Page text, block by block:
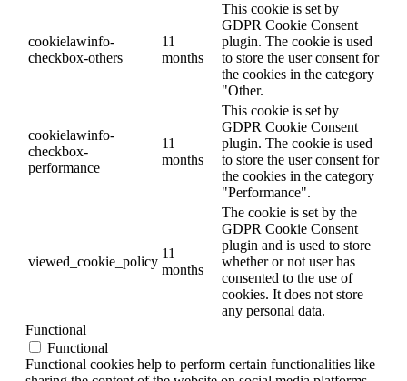
cookielawinfo-
checkbox-others
11
months
This cookie is set by
GDPR Cookie Consent
plugin. The cookie is used
to store the user consent for
the cookies in the category
"Other.
cookielawinfo-
checkbox-
performance
11
months
This cookie is set by
GDPR Cookie Consent
plugin. The cookie is used
to store the user consent for
the cookies in the category
"Performance".
viewed_cookie_policy
11
months
The cookie is set by the
GDPR Cookie Consent
plugin and is used to store
whether or not user has
consented to the use of
cookies. It does not store
any personal data.
Functional
Functional
Functional cookies help to perform certain functionalities like